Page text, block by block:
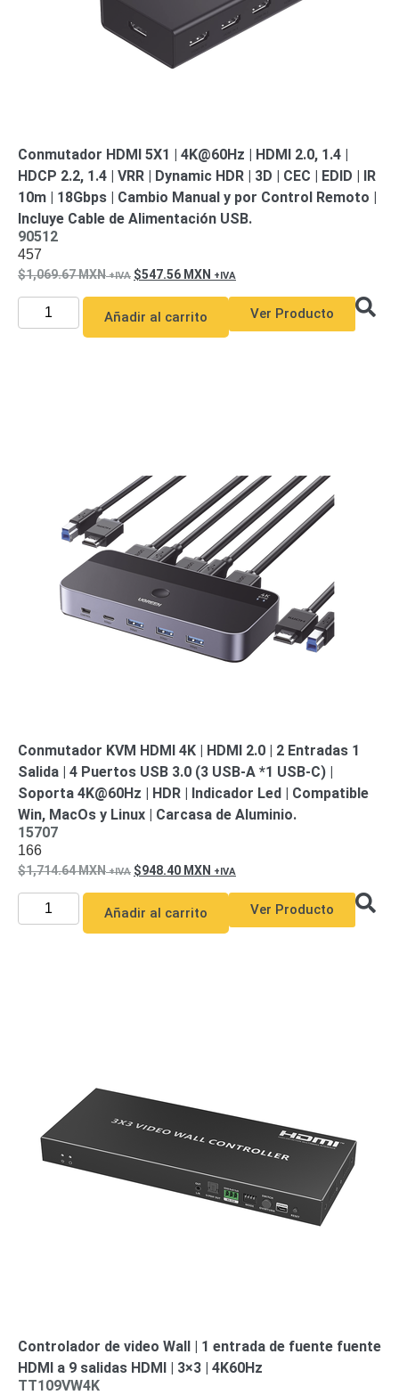
Conmutador HDMI 5X1 | 4K@60Hz | HDMI 2.0, 1.4 |
HDCP 2.2, 1.4 | VRR | Dynamic HDR | 3D | CEC | EDID | IR
10m | 18Gbps | Cambio Manual y por Control Remoto |
Incluye Cable de Alimentación USB.
90512
457
1,069.67MXN 547.56 MXN
Añadir al carrito Ver Producto
Conmutador KVM HDMI 4K | HDMI 2.0 | 2 Entradas 1
Salida | 4 Puertos USB 3.0 (3 USB-A *1 USB-C) |
Soporta 4K@60Hz | HDR | Indicador Led | Compatible
Win, MacOs y Linux | Carcasa de Aluminio.
15707
166
1,714.64MXN 948.40 MXN
Añadir al carrito Ver Producto
Controlador de video Wall | 1 entrada de fuente fuente
HDMI a 9 salidas HDMI | 3×3 | 4K60Hz
TT109VW4K